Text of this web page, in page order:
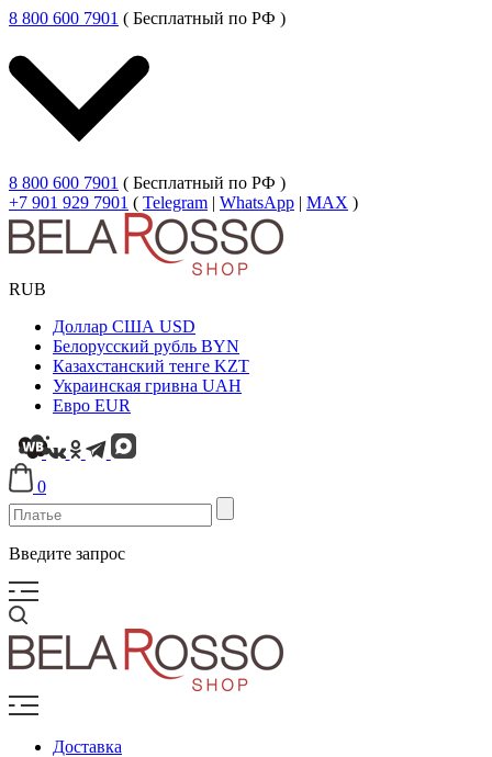
8 800 600 7901 ( Бесплатный по РФ )
8 800 600 7901 ( Бесплатный по РФ )
+7 901 929 7901 ( Telegram | WhatsApp | MAX )
RUB
Доллар США USD
Белорусский рубль BYN
Казахстанский тенге KZT
Украинская гривна UAH
Евро EUR
0
Введите запрос
Доставка